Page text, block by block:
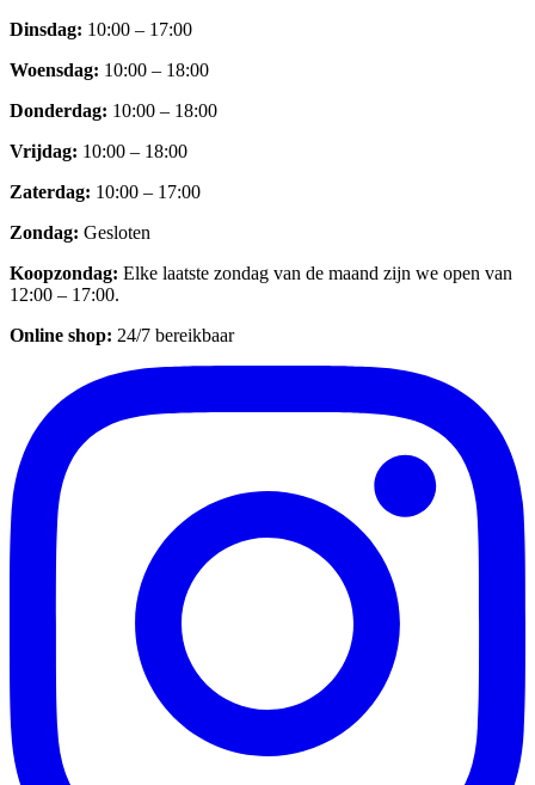
Dinsdag: 10:00 – 17:00
Woensdag: 10:00 – 18:00
Donderdag: 10:00 – 18:00
Vrijdag: 10:00 – 18:00
Zaterdag: 10:00 – 17:00
Zondag: Gesloten
Koopzondag: Elke laatste zondag van de maand zijn we open van
12:00 – 17:00.
Online shop: 24/7 bereikbaar